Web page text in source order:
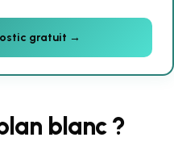
gratuit →
blanc ?